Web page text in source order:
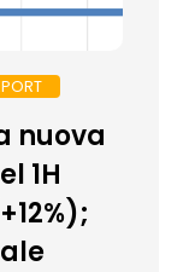
nuova
1H